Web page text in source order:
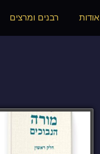
אודות רבנים ומרצים